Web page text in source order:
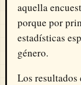
aquella
porque por
estadísticas
género.
Los